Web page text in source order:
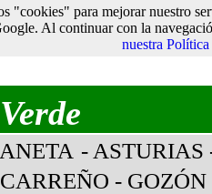
- ASTURIAS
CARREÑO - GOZÓN
"cookies" para mejorar nuestro
Al continuar con la
nuestra